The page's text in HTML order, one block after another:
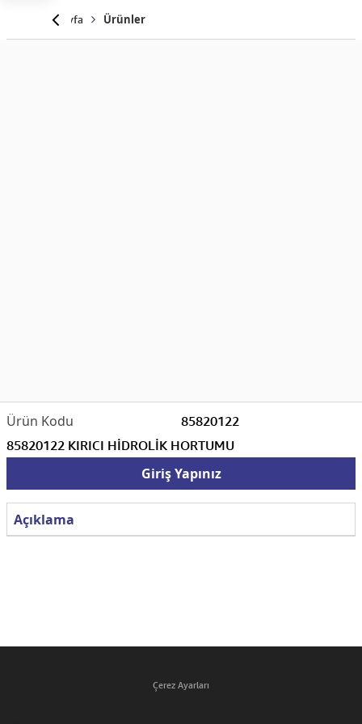
Anasayfa Ürünler
85820122
85820122 KIRICI HİDROLİK HORTUMU
Giriş Yapınız
Açıklama
Çerez Ayarları